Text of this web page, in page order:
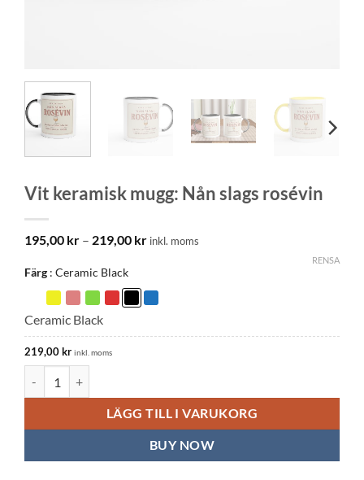
Vit keramisk mugg: Nån slags rosévin
195,00 kr – 219,00 krPrisintervall:
inkl. moms
Färg Ceramic Black
RENSA
Ceramic Black
219,00kr inkl. moms
LÄGG TILL I VARUKORG
BUY NOW